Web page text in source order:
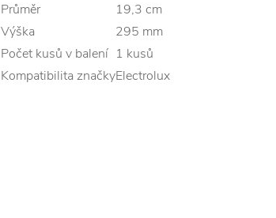
Průměr
19,3 cm
Výška
295 mm
Počet kusů v balení 1 kusů
Kompatibilita značkyElectrolux